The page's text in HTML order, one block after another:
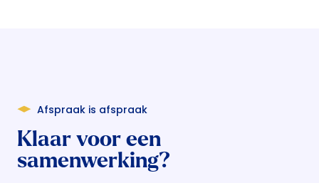
Afspraak is afspraak
Klaar voor een
samenwerking?